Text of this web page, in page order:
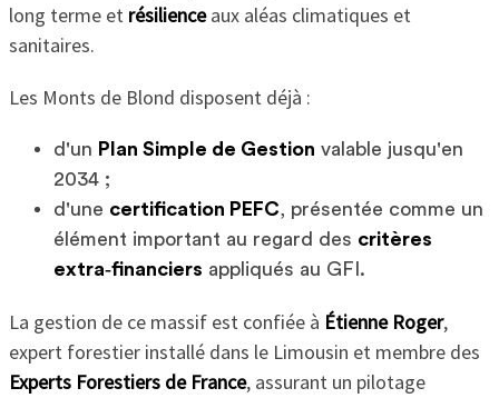
long terme et résilienceaux aléas climatiques et
sanitaires.
Les Monts de Blond disposent déjà :
d'un Plan Simple de Gestion valable jusqu'en
2034 ;
d'une certification PEFC, présentée comme un
élément important au regard des critères
extra‑financiers appliqués au GFI.
La gestion de ce massif est confiée à Étienne Roger,
expert forestier installé dans le Limousin et membre des
Experts Forestiers de France, assurant un pilotage